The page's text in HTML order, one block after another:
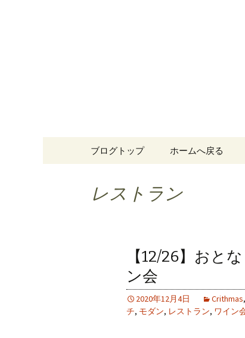
コンテンツへ移動
ブログトップ ホームへ戻る
レストラン
【12/26】おと
ン会
2020年12月4日 Crithmas,
チ, モダン, レストラン, ワイン